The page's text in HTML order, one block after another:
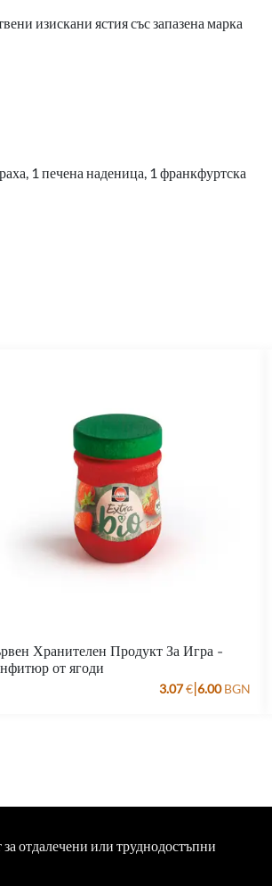
изискани ястия със запазена марка
1 печена наденица, 1 франкфуртска
Хранителен Продукт За Игра -
от ягоди
3.07€|6.00 BGN
отдалечени или труднодостъпни